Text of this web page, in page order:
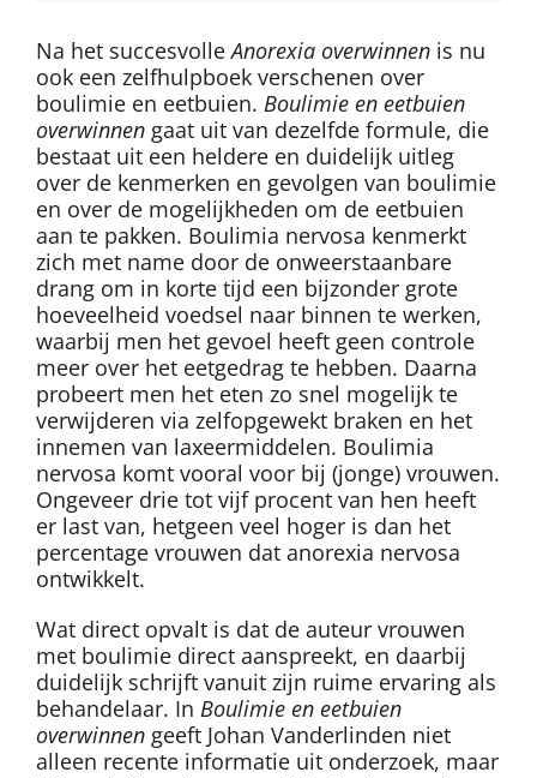
Na het succesvolleAnorexia overwinnen is nu
ook een zelfhulpboek verschenen over
boulimie en eetbuien. Boulimie en eetbuien
overwinnen gaat uit van dezelfde formule, die
bestaat uit een heldere en duidelijk uitleg
over de kenmerken en gevolgen van boulimie
en over de mogelijkheden om de eetbuien
aan te pakken. Boulimia nervosa kenmerkt
zich met name door de onweerstaanbare
drang om in korte tijd een bijzonder grote
hoeveelheid voedsel naar binnen te werken,
waarbij men het gevoel heeft geen controle
meer over het eetgedrag te hebben. Daarna
probeert men het eten zo snel mogelijk te
verwijderen via zelfopgewekt braken en het
innemen van laxeermiddelen. Boulimia
nervosa komt vooral voor bij (jonge) vrouwen.
Ongeveer drie tot vijf procent van hen heeft
er last van, hetgeen veel hoger is dan het
percentage vrouwen dat anorexia nervosa
ontwikkelt.
Wat direct opvalt is dat de auteur vrouwen
met boulimie direct aanspreekt, en daarbij
duidelijk schrijft vanuit zijn ruime ervaring als
behandelaar. In Boulimie en eetbuien
overwinnen geeft Johan Vanderlinden niet
alleen recente informatie uit onderzoek, maar